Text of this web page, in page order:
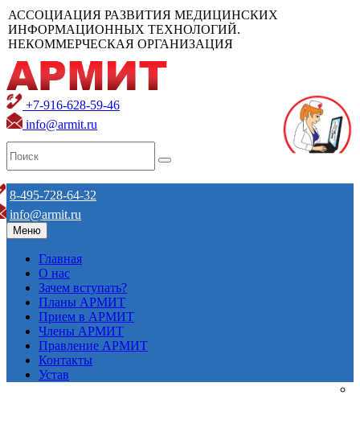
АССОЦИАЦИЯ РАЗВИТИЯ МЕДИЦИНСКИХ
ИНФОРМАЦИОННЫХ ТЕХНОЛОГИЙ.
НЕКОММЕРЧЕСКАЯ ОРГАНИЗАЦИЯ
+7-916-628-59-46
info@armit.ru
8-495-728-64-32
info@armit.ru
Меню
Главная
О нас
Зачем вступать?
Планы АРМИТ
Прием в АРМИТ
Члены АРМИТ
Правление АРМИТ
Контакты
Устав